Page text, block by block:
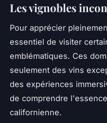
Les vignobles
Pour apprécier
essentiel de visiter
emblématiques. Ces
seulement des vins
des expériences
de comprendre
californienne.